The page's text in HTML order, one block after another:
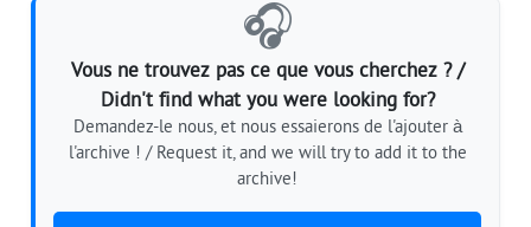
🎧
Vous ne trouvez pas ce que vous cherchez ? /
Didn't find what you were looking for?
Demandez-le nous, et nous essaierons de l'ajouter à
l'archive ! / Request it, and we will try to add it to the
archive!